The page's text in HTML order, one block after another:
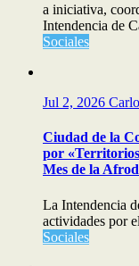
a iniciativa,
Intendencia de
Sociales
Jul 2, 2026
Ciudad de la
por
Mes de la
La Intendencia
actividades por
Sociales